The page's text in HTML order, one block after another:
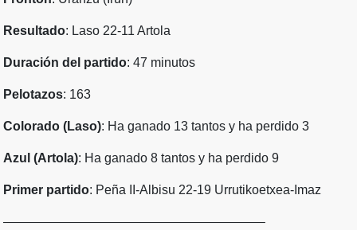
Resultado: Laso 22-11 Artola
Duración del partido: 47 minutos
Pelotazos: 163
Colorado (Laso): Ha ganado 13 tantos y ha perdido 3
Azul (Artola): Ha ganado 8 tantos y ha perdido 9
Primer partido: Peña II-Albisu 22-19 Urrutikoetxea-Imaz
————————————————————–